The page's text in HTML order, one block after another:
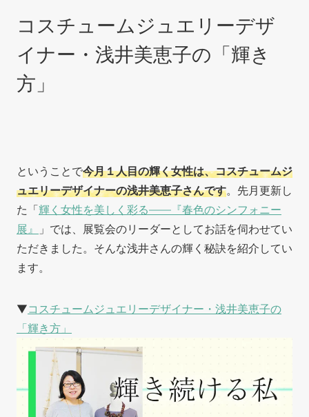
コスチュームジュエリーデザ
イナー・浅井美恵子の「輝き
方」
ということで今月１人目の輝く女性は、コスチュームジ
ュエリーデザイナーの浅井美恵子さんです。先月更新し
た「輝く女性を美しく彩る——『春色のシンフォニー
展』
」では、展覧会のリーダーとしてお話を伺わせてい
ただきました。そんな浅井さんの輝く秘訣を紹介してい
ます。
▼コスチュームジュエリーデザイナー・浅井美恵子の
「輝き方」